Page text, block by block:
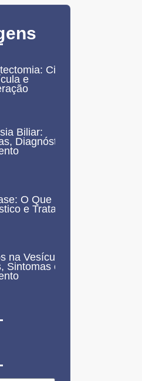
Cirurgia
e
Biliar:
Diagnóstico e
O Que É,
e Tratamento
na Vesícula:
Sintomas e